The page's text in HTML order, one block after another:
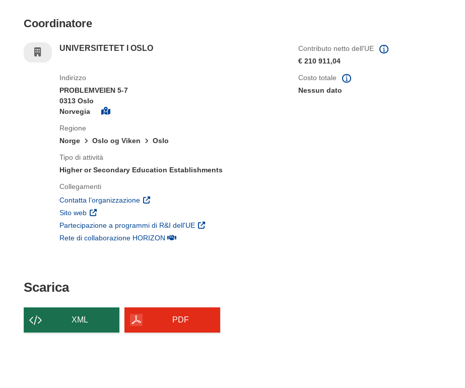
Coordinatore
UNIVERSITETET I OSLO
Contributo netto dell'UE
€ 210 911,04
Indirizzo
PROBLEMVEIEN 5-7
0313 Oslo
Norvegia
Regione
Norge
Oslo og Viken Oslo
Tipo di attività
Higher or Secondary Education Establishments
Collegamenti
Contatta l’organizzazione (si apre in una nuova finestra)
Sito web (si apre in una nuova finestra)
Partecipazione a programmi di R&I dell'UE (si apre in una nuova finestra)
Rete di collaborazione HORIZON(si apre in una nuova finestra)
Costo totale
Nessun dato
ScaricaScarica il contenuto della pagina
XML PDF